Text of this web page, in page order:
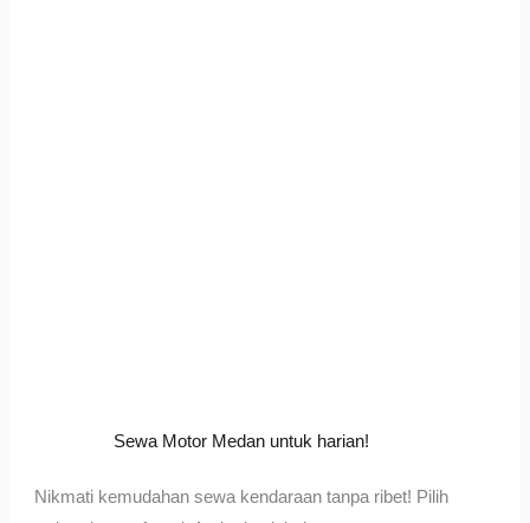
Sewa Motor Medan untuk harian!
Nikmati kemudahan sewa kendaraan tanpa ribet! Pilih